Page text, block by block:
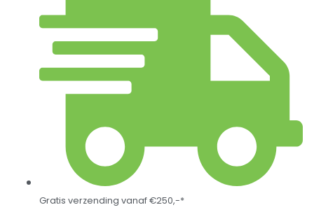
Gratis verzending vanaf €250,-*